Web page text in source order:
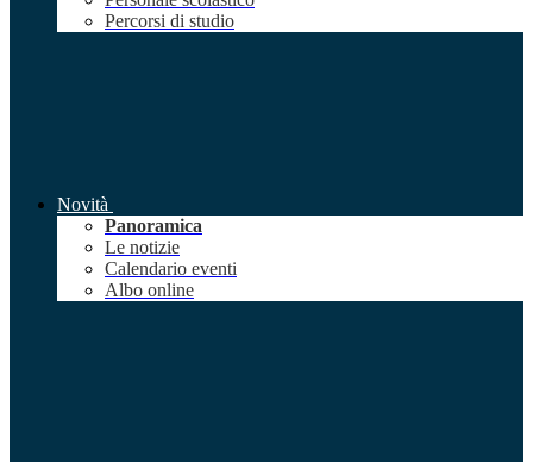
Percorsi di studio
Novità
Panoramica
Le notizie
Calendario eventi
Albo online